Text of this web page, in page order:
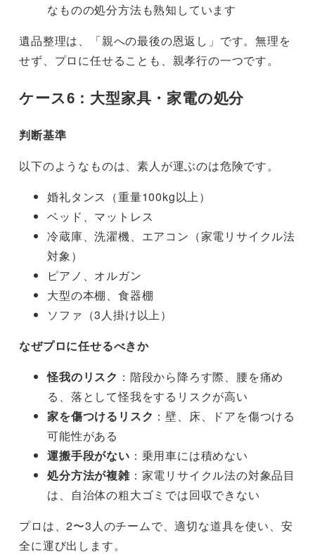
なものの処分方法も熟知しています
遺品整理は、「親への最後の恩返し」です。無理を
せず、プロに任せることも、親孝行の一つです。
ケース6：大型家具・家電の処分
判断基準
以下のようなものは、素人が運ぶのは危険です。
婚礼タンス（重量100kg以上）
ベッド、マットレス
冷蔵庫、洗濯機、エアコン（家電リサイクル法
対象）
ピアノ、オルガン
大型の本棚、食器棚
ソファ（3人掛け以上）
なぜプロに任せるべきか
怪我のリスク ：階段から降ろす際、腰を痛め
る、落として怪我をするリスクが高い
家を傷つけるリスク ：壁、床、ドアを傷つける
可能性がある
運搬手段がない ：乗用車には積めない
処分方法が複雑：家電リサイクル法の対象品目
は、自治体の粗大ゴミでは回収できない
プロは、2〜3人のチームで、適切な道具を使い、安
全に運び出します。